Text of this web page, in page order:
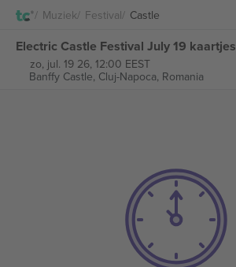
Muziek Festival Castle
Electric Castle Festival July 19 kaartjes
zo, jul. 19 26, 12:00 EEST
Banffy Castle, Cluj-Napoca, Romania